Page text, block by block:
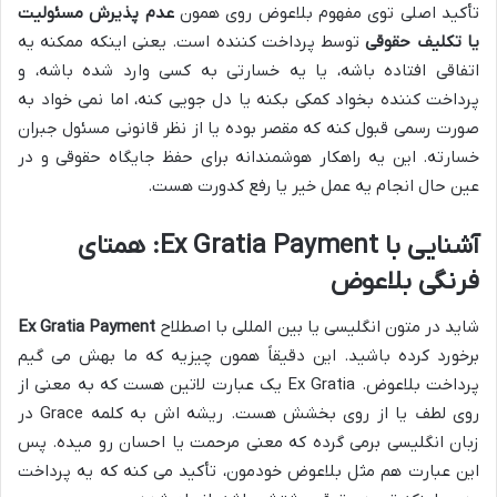
تأکید اصلی توی مفهوم بلاعوض روی همونعدم پذیرش مسئولیت
یا تکلیف حقوقیتوسط پرداخت کننده است. یعنی اینکه ممکنه یه
اتفاقی افتاده باشه، یا یه خسارتی به کسی وارد شده باشه، و
پرداخت کننده بخواد کمکی بکنه یا دل جویی کنه، اما نمی خواد به
صورت رسمی قبول کنه که مقصر بوده یا از نظر قانونی مسئول جبران
خسارته. این یه راهکار هوشمندانه برای حفظ جایگاه حقوقی و در
عین حال انجام یه عمل خیر یا رفع کدورت هست.
آشنایی با Ex Gratia Payment: همتای
فرنگی بلاعوض
شاید در متون انگلیسی یا بین المللی با اصطلاح Ex Gratia Payment
برخورد کرده باشید. این دقیقاً همون چیزیه که ما بهش می گیم
پرداخت بلاعوض. Ex Gratia یک عبارت لاتین هست که به معنی از
روی لطف یا از روی بخشش هست. ریشه اش به کلمه Grace در
زبان انگلیسی برمی گرده که معنی مرحمت یا احسان رو میده. پس
این عبارت هم مثل بلاعوض خودمون، تأکید می کنه که یه پرداخت